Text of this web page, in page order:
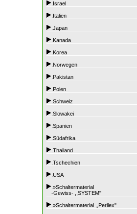
.Israel
.Italien
.Japan
.Kanada
.Korea
.Norwegen
.Pakistan
.Polen
.Schweiz
.Slowakei
.Spanien
.Südafrika
.Thailand
.Tschechien
.USA
.»Schaltermaterial
-Gewiss- ,,SYSTEM"
.»Schaltermaterial ,,Perilex"